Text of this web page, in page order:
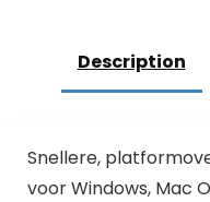
Description
Snellere,
voor Windows, Mac